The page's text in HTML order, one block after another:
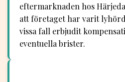
eftermarknaden hos
att företaget har varit
vissa fall erbjudit
eventuella brister.